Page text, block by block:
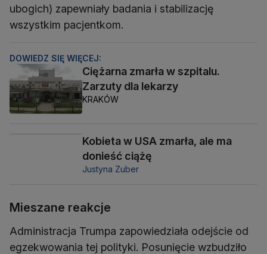
ubogich) zapewniały badania i stabilizację
wszystkim pacjentkom.
DOWIEDZ SIĘ WIĘCEJ:
Ciężarna zmarła w szpitalu.
Zarzuty dla lekarzy
KRAKÓW
Kobieta w USA zmarła, ale ma
donieść ciążę
Justyna Zuber
Mieszane reakcje
Administracja Trumpa zapowiedziała odejście od
egzekwowania tej polityki. Posunięcie wzbudziło